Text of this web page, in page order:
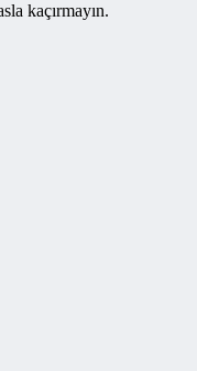
kaçırmayın.